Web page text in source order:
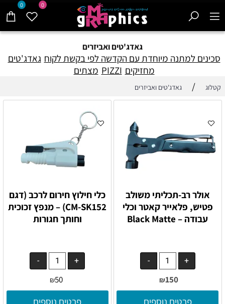
0 0
גאדג'טים ואביזרים
סכינים למתנה מיוחדת עם הקדשה לפי בקשת לקוח גאדג'טים
מחזיקים PIZZI מצתים
קטלוג / גאדג'טים ואביזרים
אולר רב-תכליתי משולב
פטיש, פלאייר קאטר וכלי
עבודה – Black Matte
₪150
פרטים נוספים
כלי חילוץ חירום לרכב (דגם
CM-SK152) – מנפץ זכוכית
וחותך חגורות
₪50
פרטים נוספים